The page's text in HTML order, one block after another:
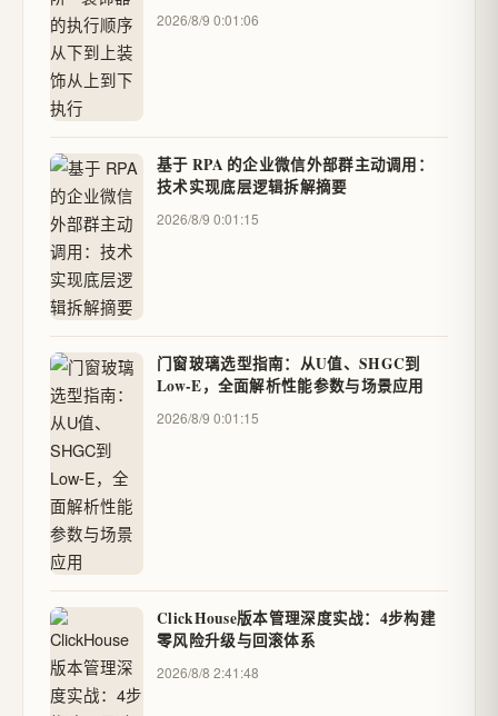
2026/8/9 0:01:06
基于 RPA 的企业微信外部群主动调用：
技术实现底层逻辑拆解摘要
2026/8/9 0:01:15
门窗玻璃选型指南：从U值、SHGC到
Low-E，全面解析性能参数与场景应用
2026/8/9 0:01:15
ClickHouse版本管理深度实战：4步构建
零风险升级与回滚体系
2026/8/8 2:41:48